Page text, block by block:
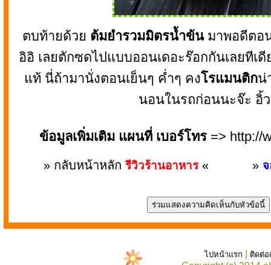
ตบท้ายด้วย ต้มยำรวมมิตรน้ำข้นมาพอดีตอ
อิอิ เลยตักซดไปแบบออนเดอะร๊อกกันเลยทีเดี
แท้ นี่ถ้ามานั่งตอนเย็นๆ ค่ำๆ คงโรแมนติกน่
นอนในรถก่อนนะจ๊ะ อิ้
ข้อมูลเพิ่มเติม แผนที่ เบอร์โทร => http://
» กลับหน้าหลักรีวิวร้านอาหาร« »
ไปหน้าแรก ติดต่อ